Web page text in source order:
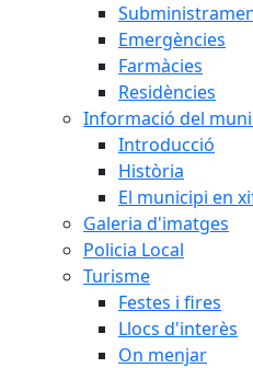
Emergències
Farmàcies
Residències
Informació del
Introducció
Història
El municipi en
Galeria d'imatges
Policia Local
Turisme
Festes i fires
Llocs d'interès
On menjar